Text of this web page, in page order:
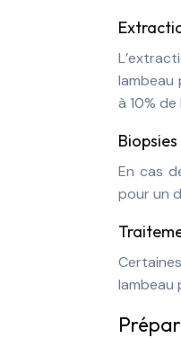
lambeau
à 10%
En cas
pour un
lambeau